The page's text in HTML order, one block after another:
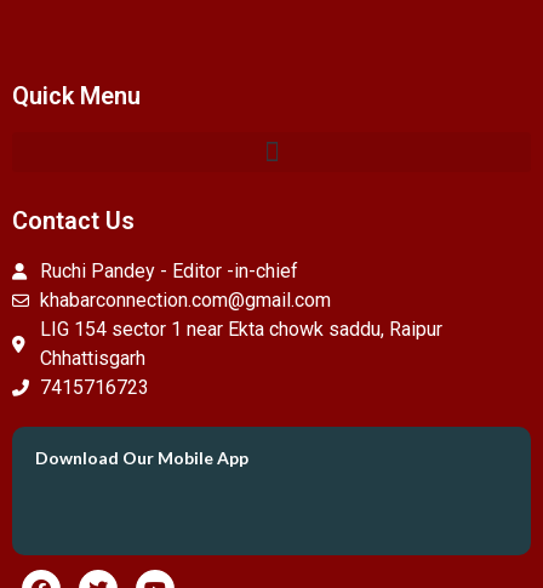
Quick Menu
Contact Us
Ruchi Pandey - Editor -in-chief
khabarconnection.com@gmail.com
LIG 154 sector 1 near Ekta chowk saddu, Raipur
Chhattisgarh
7415716723
Download Our Mobile App